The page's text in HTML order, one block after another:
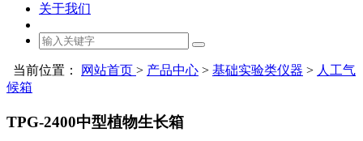
关于我们
当前位置： 网站首页 > 产品中心 > 基础实验类仪器 > 人工气
候箱
TPG-2400中型植物生长箱